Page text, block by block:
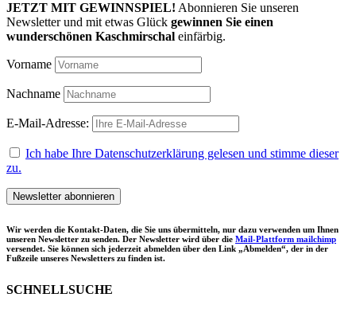
JETZT MIT GEWINNSPIEL! Abonnieren Sie unseren
Newsletter und mit etwas Glück gewinnen Sie einen
wunderschönen Kaschmirschal einfärbig.
Vorname
Nachname
E-Mail-Adresse:
Ich habe Ihre Datenschutzerklärung gelesen und stimme dieser
zu.
Wir werden die Kontakt-Daten, die Sie uns übermitteln, nur dazu verwenden um Ihnen
unseren Newsletter zu senden. Der Newsletter wird über die Mail-Plattform mailchimp
versendet. Sie können sich jederzeit abmelden über den Link „Abmelden“, der in der
Fußzeile unseres Newsletters zu finden ist.
SCHNELLSUCHE